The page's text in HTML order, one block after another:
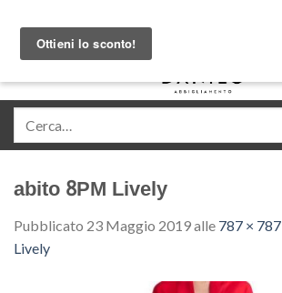
content
abito 8PM Lively
Pubblicato 23 Maggio 2019alle 787 × 787
Lively